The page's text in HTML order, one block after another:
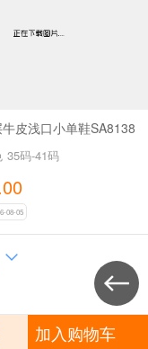
皮浅口小单鞋SA8138
35码-41码
08-05


加入购物车